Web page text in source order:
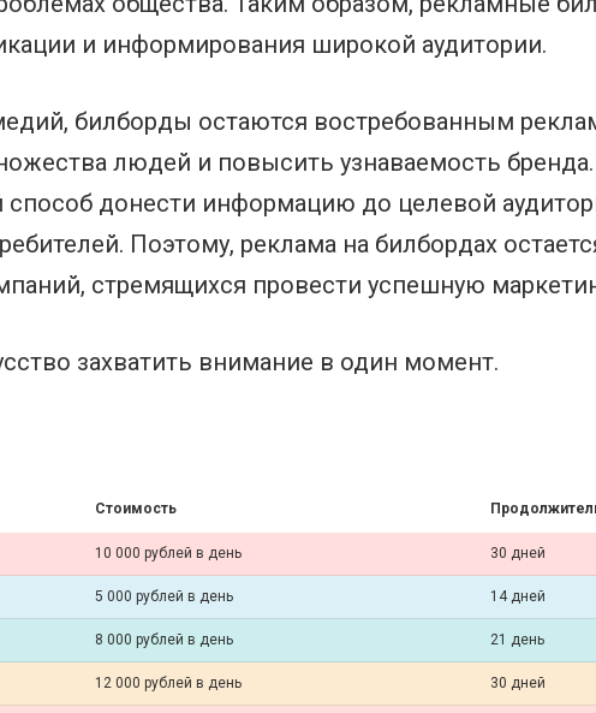
и информирования широкой аудитории.
билборды остаются востребованным
людей и повысить узнаваемость
донести информацию до целевой
Поэтому, реклама на билбордах
стремящихся провести успешную
захватить внимание в один момент.
Стоимость
10 000 рублей в день 30 дней
5 000 рублей в день 14 дней
8 000 рублей в день 21 день
12 000 рублей в день 30 дней